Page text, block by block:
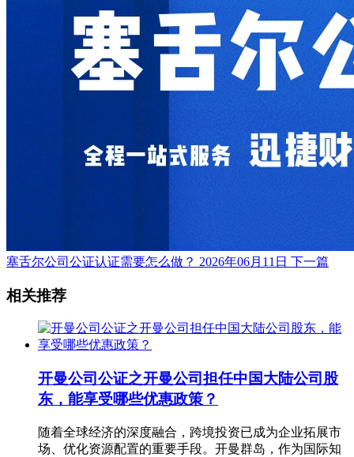
塞舌尔公司公证认证需要怎么做？ 2026年06月11日 下一篇
相关推荐
开曼公司公证之开曼公司担任中国大陆公司股
东，能享受哪些优惠政策？
随着全球经济的深度融合，跨境投资已成为企业拓展市
场、优化资源配置的重要手段。开曼群岛，作为国际知